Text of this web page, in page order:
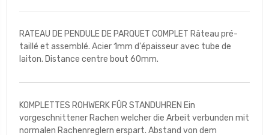
RATEAU DE PENDULE DE PARQUET COMPLET Râteau pré-
taillé et assemblé. Acier 1mm d'épaisseur avec tube de
laiton. Distance centre bout 60mm.
KOMPLETTES ROHWERK FÛR STANDUHREN Ein
vorgeschnittener Rachen welcher die Arbeit verbunden mit
normalen Rachenreglern erspart. Abstand von dem